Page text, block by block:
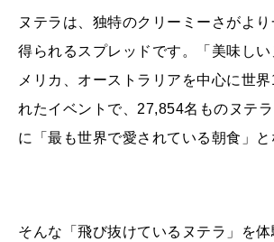
ヌテラは、独特のクリーミーさがよ
得られるスプレッドです。「美味し
メリカ、オーストラリアを中心に世
れたイベントで、27,854名ものヌテ
に「最も世界で愛されている朝食」
そんな「飛び抜けているヌテラ」を